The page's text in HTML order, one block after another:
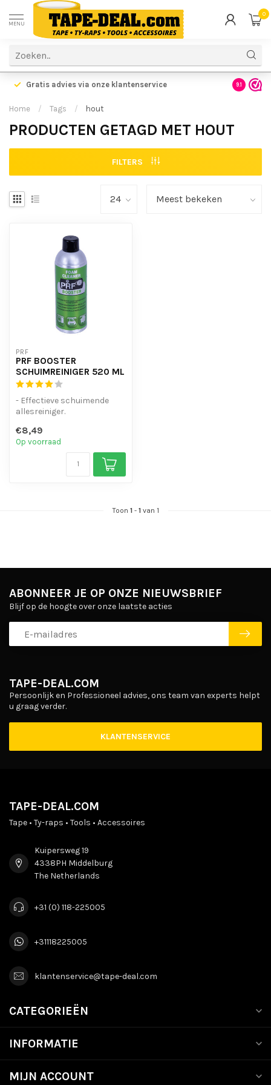
MENU
0
Gratis advies via onze klantenservice 9.1
Home / Tags / hout
PRODUCTEN GETAGD MET HOUT
FILTERS
PRF
PRF BOOSTER
SCHUIMREINIGER 520 ML
- Effectieve schuimende
allesreiniger.
- Voor het rein...
€8,49
Op voorraad
Toon 1- 1van 1
TAPE-DEAL.COM
Persoonlijk en Professioneel advies, ons team van experts helpt
u graag verder.
KLANTENSERVICE
ABONNEER JE OP ONZE NIEUWSBRIEF
Blijf op de hoogte over onze laatste acties
TAPE-DEAL.COM
Tape • Ty-raps • Tools • Accessoires
Kuipersweg 19
4338PH Middelburg
The Netherlands
+31 (0) 118-225005
+31118225005
klantenservice@tape-deal.com
CATEGORIEËN
INFORMATIE
MIJN ACCOUNT